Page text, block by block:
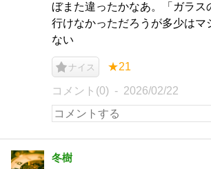
ぼまた違ったかなあ。「ガラス
行けなかっただろうが多少はマ
ない
ナイス ★21
コメント(0) 2026/02/22
冬樹